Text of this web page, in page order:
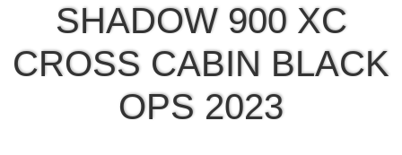
SHADOW 900 XC
CROSS CABIN BLACK
OPS 2023